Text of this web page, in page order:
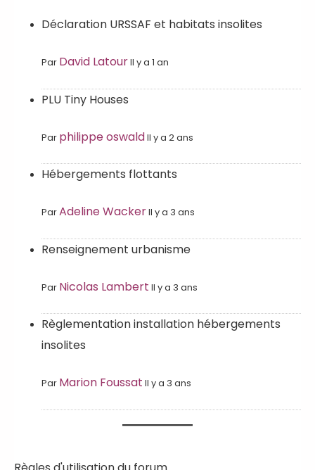
Déclaration URSSAF et habitats insolites
Par David LatourIl y a 1 an
PLU Tiny Houses
Par philippe oswaldIl y a 2 ans
Hébergements flottants
ParAdeline WackerIl y a 3 ans
Renseignement urbanisme
Par Nicolas Lambert Il y a 3 ans
Règlementation installation hébergements
insolites
Par Marion Foussat Il y a 3 ans